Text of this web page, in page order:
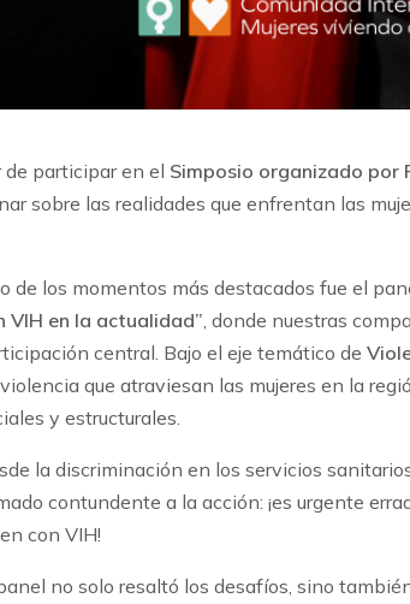
participar en el Simposio organizado por
sobre las realidades que enfrentan las
de los momentos más destacados fue el
VIH en la actualidad” , donde nuestras
central. Bajo el eje temático de
que atraviesan las mujeres en la
y estructurales.
la discriminación en los servicios
contundente a la acción: ¡es urgente
con VIH!
no solo resaltó los desafíos, sino